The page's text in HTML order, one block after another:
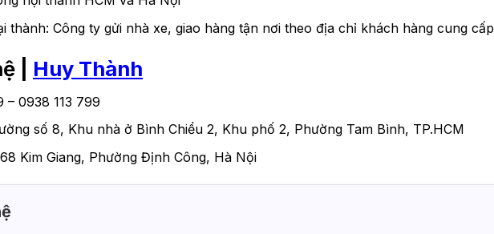
thành: Công ty gửi nhà xe, giao hàng tận nơi theo địa chỉ khách hàng cung cấp
| Huy Thành
– 0938 113 799
số 8, Khu nhà ở Bình Chiểu 2, Khu phố 2, Phường Tam Bình, TP.HCM
Kim Giang, Phường Định Công, Hà Nội